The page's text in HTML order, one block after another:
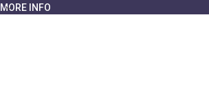
MORE INFO